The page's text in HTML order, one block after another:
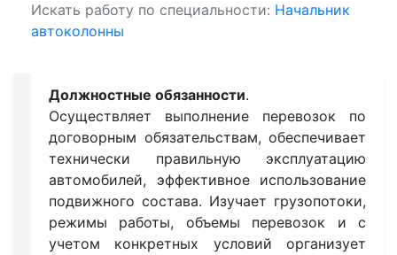
Искать работу по специальности: Начальник
автоколонны
Должностные обязанности.
Осуществляет выполнение перевозок по
договорным обязательствам, обеспечивает
технически правильную эксплуатацию
автомобилей, эффективное использование
подвижного состава. Изучает грузопотоки,
режимы работы, объемы перевозок и с
учетом конкретных условий организует